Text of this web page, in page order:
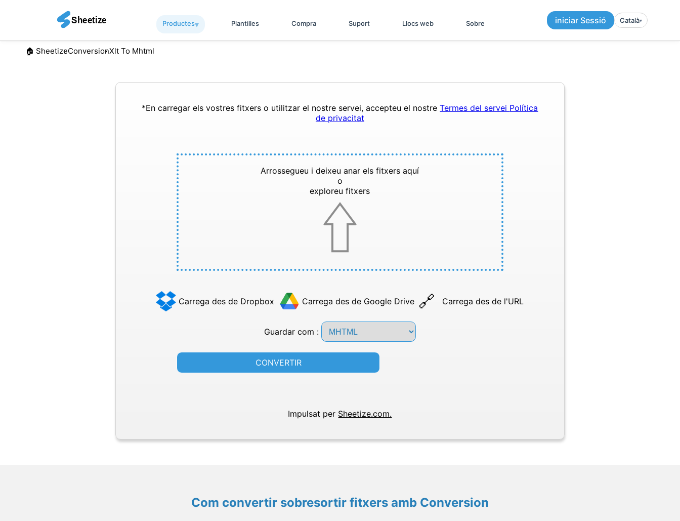
Productes▾︎ Plantilles Compra Suport Llocs web Sobre iniciar Sessió Català▾︎
🏠︎ SheetizeConversionXlt To Mhtml
*En carregar els vostres fitxers o utilitzar el nostre servei, accepteu el nostreTermes del servei Política
de privacitat
Arrossegueu i deixeu anar els fitxers aquí
o
exploreu fitxers
Carrega des de Dropbox Carrega des de Google Drive Carrega des de l'URL
Guardar com :
CONVERTIR
Impulsat per Sheetize.com.
Com convertir sobresortir fitxers amb Conversion